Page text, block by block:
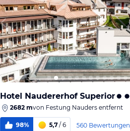
Hotel Naudererhof Superior
2682 mvon Festung Nauders entfernt
98% 5,7 / 6 560 Bewertungen